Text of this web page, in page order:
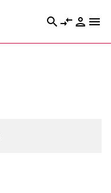
search compare_arrows person menu